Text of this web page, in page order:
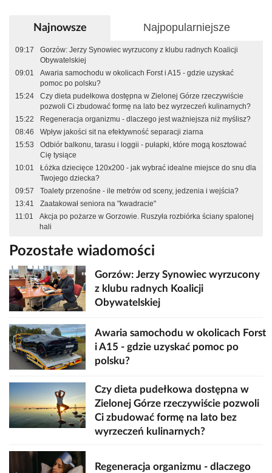
Najnowsze Najpopularniejsze
09:17
Gorzów: Jerzy Synowiec wyrzucony z klubu radnych Koalicji
Obywatelskiej
09:01
Awaria samochodu w okolicach Forst i A15 - gdzie uzyskać
pomoc po polsku?
15:24
Czy dieta pudełkowa dostępna w Zielonej Górze rzeczywiście
pozwoli Ci zbudować formę na lato bez wyrzeczeń kulinarnych?
15:22
Regeneracja organizmu - dlaczego jest ważniejsza niż myślisz?
08:46
Wpływ jakości sit na efektywność separacji ziarna
15:53
Odbiór balkonu, tarasu i loggii - pułapki, które mogą kosztować
Cię tysiące
10:01
Łóżka dziecięce 120x200 - jak wybrać idealne miejsce do snu dla
Twojego dziecka?
09:57
Toalety przenośne - ile metrów od sceny, jedzenia i wejścia?
13:41
Zaatakował seniora na "kwadracie"
11:01
Akcja po pożarze w Gorzowie. Ruszyła rozbiórka ściany spalonej
hali
Pozostałe wiadomości
Gorzów: Jerzy Synowiec wyrzucony
z klubu radnych Koalicji
Obywatelskiej
Awaria samochodu w okolicach Forst
i A15 - gdzie uzyskać pomoc po
polsku?
Czy dieta pudełkowa dostępna w
Zielonej Górze rzeczywiście pozwoli
Ci zbudować formę na lato bez
wyrzeczeń kulinarnych?
Regeneracja organizmu - dlaczego